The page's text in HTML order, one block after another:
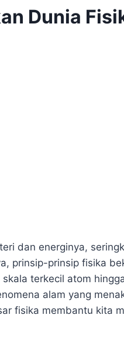
Dunia
dan energinya,
prinsip-prinsip fisika
terkecil atom
alam yang
fisika membantu kita